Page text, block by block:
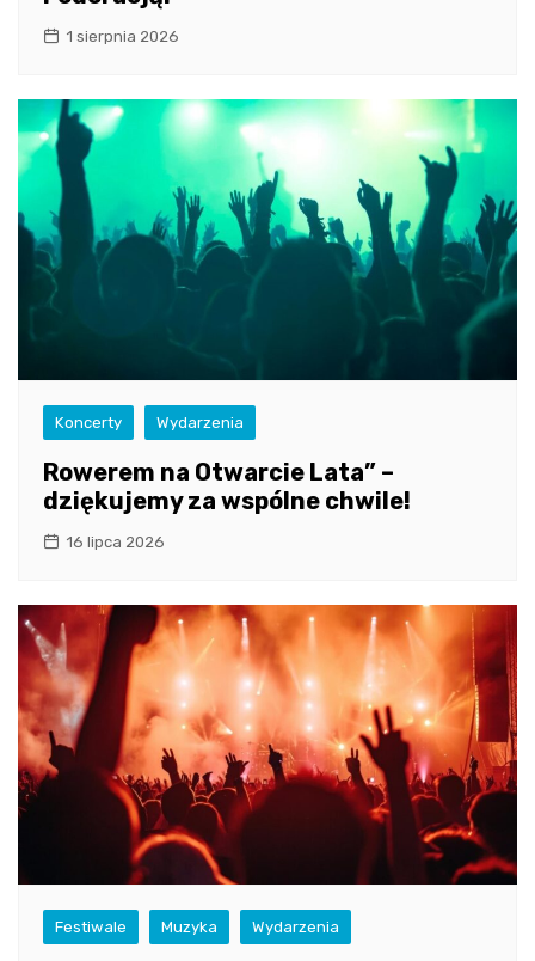
1 sierpnia 2026
Koncerty Wydarzenia
Rowerem na Otwarcie Lata” –
dziękujemy za wspólne chwile!
16 lipca 2026
Festiwale Muzyka Wydarzenia